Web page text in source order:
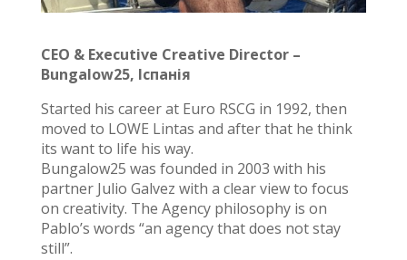
CEO & Executive Creative Director –
Bungalow25, Іспанія
Started his career at Euro RSCG in 1992, then
moved to LOWE Lintas and after that he think
its want to life his way.
Bungalow25 was founded in 2003 with his
partner Julio Galvez with a clear view to focus
on creativity. The Agency philosophy is on
Pablo’s words “an agency that does not stay
still”.